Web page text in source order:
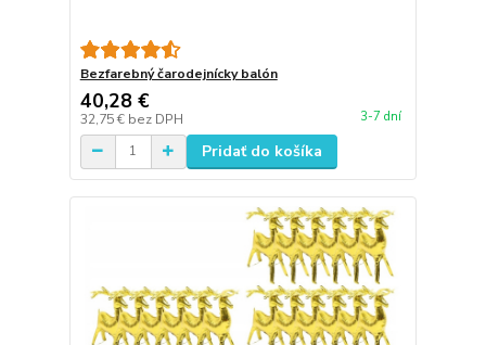
Bezfarebný čarodejnícky balón
40,28 €
32,75 € bez DPH 3-7 dní
Pridať do košíka